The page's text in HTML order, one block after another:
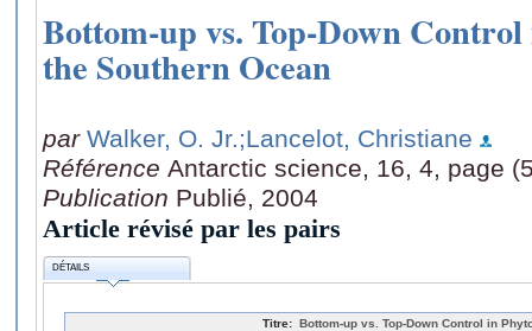
Bottom-up vs. Top-Down
the Southern Ocean
par Walker, O. Jr.;Lancelot, Christiane
Référence Antarctic science, 16, 4, page
Publication Publié, 2004
Article révisé par les pairs
DÉTAILS
Titre: Bottom-up vs. Top-Down Control in